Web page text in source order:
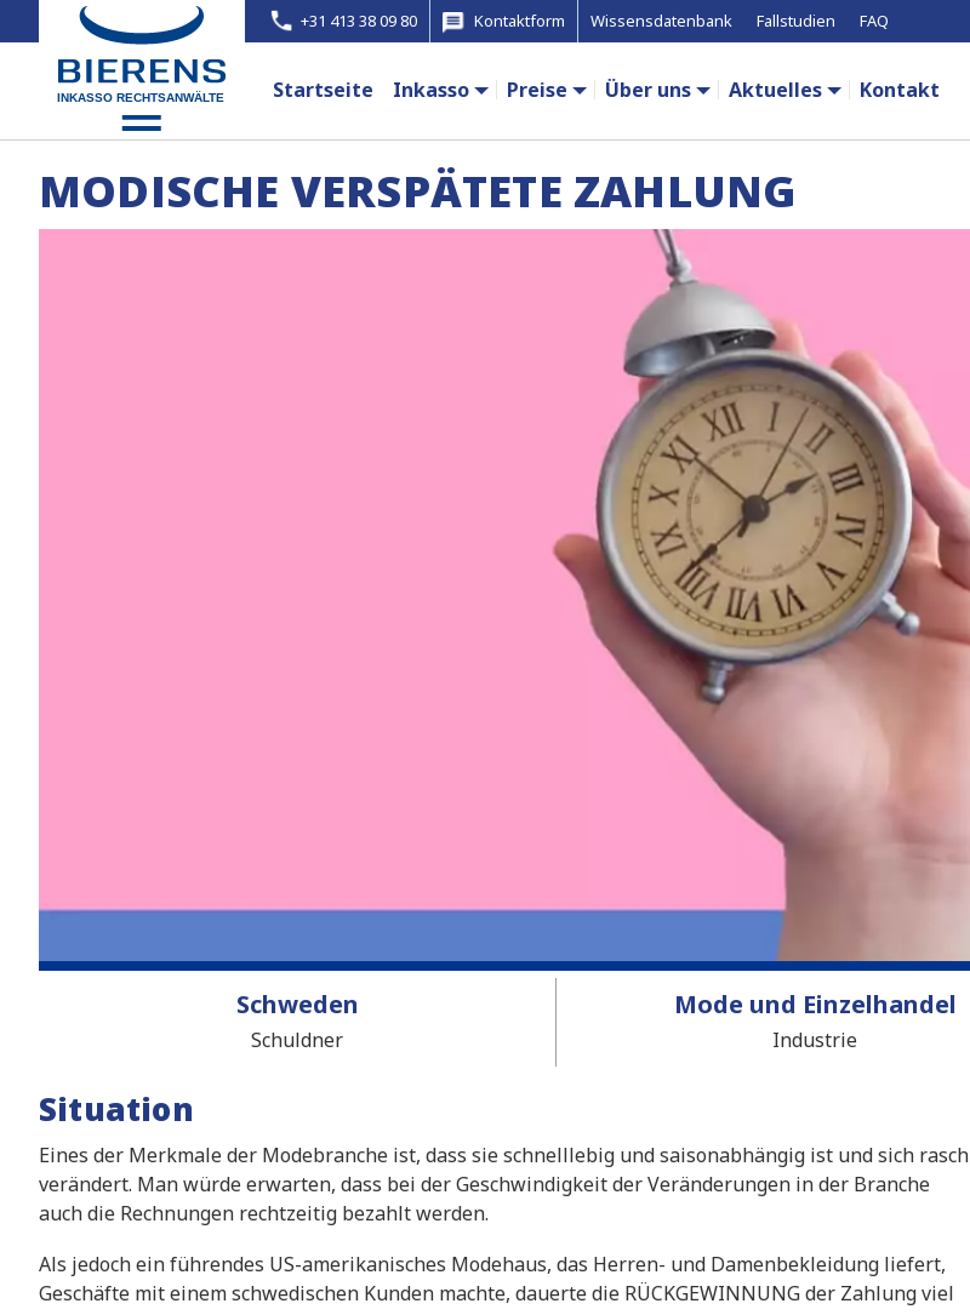
+31 413 38 09 80 Kontaktform Wissensdatenbank Fallstudien FAQ
Startseite Inkasso Preise Über uns Aktuelles Kontakt
MODISCHE VERSPÄTETE ZAHLUNG
Schweden
Schuldner
Mode und Einzelhandel
Industrie
Situation
Eines der Merkmale der Modebranche ist, dass sie schnelllebig und saisonabhängig ist und sich rasch
verändert. Man würde erwarten, dass bei der Geschwindigkeit der Veränderungen in der Branche
auch die Rechnungen rechtzeitig bezahlt werden.
Als jedoch ein führendes US-amerikanisches Modehaus, das Herren- und Damenbekleidung liefert,
Geschäfte mit einem schwedischen Kunden machte, dauerte die RÜCKGEWINNUNG der Zahlung viel